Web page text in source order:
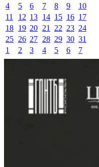
4
5 6 7 8 9
10
11
12 13 14 15 16 17
18 19 20 21 22 23 24
25 26 27 28 29 30 31
1
2 3 4 5 6 7